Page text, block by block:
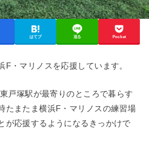
はてブ 送る Pocket
F・マリノスを応援しています。
戸塚駅が最寄りのところで暮らす
たまたま横浜F・マリノスの練習場
が応援するようになるきっかけで